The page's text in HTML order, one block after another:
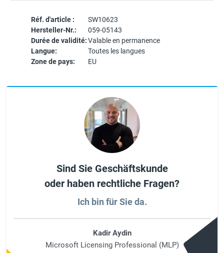
Réf. d'article :
SW10623
Hersteller-Nr.:
059-05143
Durée de validité:Valable en permanence
Langue:
Toutes les langues
Zone de pays:
EU
Sind Sie Geschäftskunde
oder haben rechtliche Fragen?
Ich bin für Sie da.
Kadir Aydin
Microsoft Licensing Professional (MLP)